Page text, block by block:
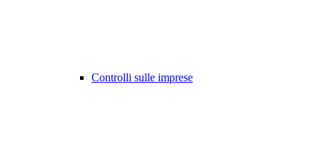
Controlli sulle imprese